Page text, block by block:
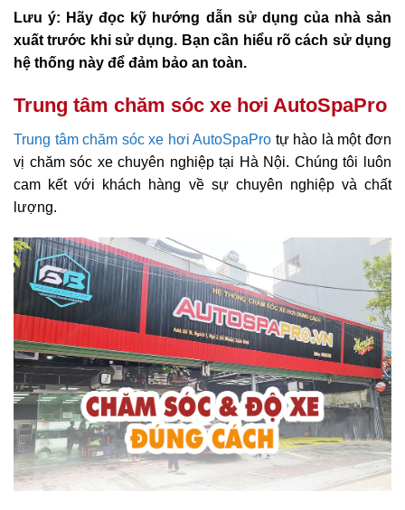
Lưu ý: Hãy đọc kỹ hướng dẫn sử dụng của nhà sản
xuất trước khi sử dụng. Bạn cần hiểu rõ cách sử dụng
hệ thống này để đảm bảo an toàn.
Trung tâm chăm sóc xe hơi AutoSpaPro
Trung tâm chăm sóc xe hơi AutoSpaPro tự hào là một đơn
vị chăm sóc xe chuyên nghiệp tại Hà Nội. Chúng tôi luôn
cam kết với khách hàng về sự chuyên nghiệp và chất
lượng.